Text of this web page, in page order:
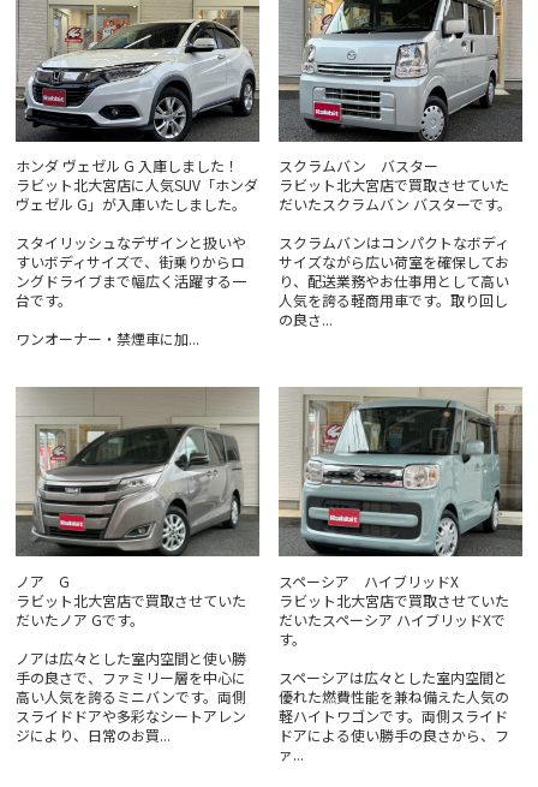
ホンダ ヴェゼル G 入庫しました！
ラビット北大宮店に人気SUV「ホンダ
ヴェゼル G」が入庫いたしました。
スタイリッシュなデザインと扱いや
すいボディサイズで、街乗りからロ
ングドライブまで幅広く活躍する一
台です。
ワンオーナー・禁煙車に加...
スクラムバン バスター
ラビット北大宮店で買取させていた
だいたスクラムバン バスターです。
スクラムバンはコンパクトなボディ
サイズながら広い荷室を確保してお
り、配送業務やお仕事用として高い
人気を誇る軽商用車です。取り回し
の良さ...
ノア G
ラビット北大宮店で買取させていた
だいたノア Gです。
ノアは広々とした室内空間と使い勝
手の良さで、ファミリー層を中心に
高い人気を誇るミニバンです。両側
スライドドアや多彩なシートアレン
ジにより、日常のお買...
スペーシア ハイブリッドX
ラビット北大宮店で買取させていた
だいたスペーシア ハイブリッドXで
す。
スペーシアは広々とした室内空間と
優れた燃費性能を兼ね備えた人気の
軽ハイトワゴンです。両側スライド
ドアによる使い勝手の良さから、フ
ァ...